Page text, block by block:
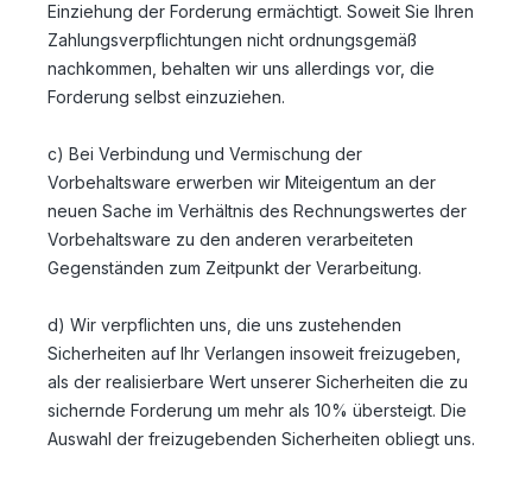
Einziehung der Forderung ermächtigt. Soweit Sie Ihren
Zahlungsverpflichtungen nicht ordnungsgemäß
nachkommen, behalten wir uns allerdings vor, die
Forderung selbst einzuziehen.
c) Bei Verbindung und Vermischung der
Vorbehaltsware erwerben wir Miteigentum an der
neuen Sache im Verhältnis des Rechnungswertes der
Vorbehaltsware zu den anderen verarbeiteten
Gegenständen zum Zeitpunkt der Verarbeitung.
d) Wir verpflichten uns, die uns zustehenden
Sicherheiten auf Ihr Verlangen insoweit freizugeben,
als der realisierbare Wert unserer Sicherheiten die zu
sichernde Forderung um mehr als 10% übersteigt. Die
Auswahl der freizugebenden Sicherheiten obliegt uns.